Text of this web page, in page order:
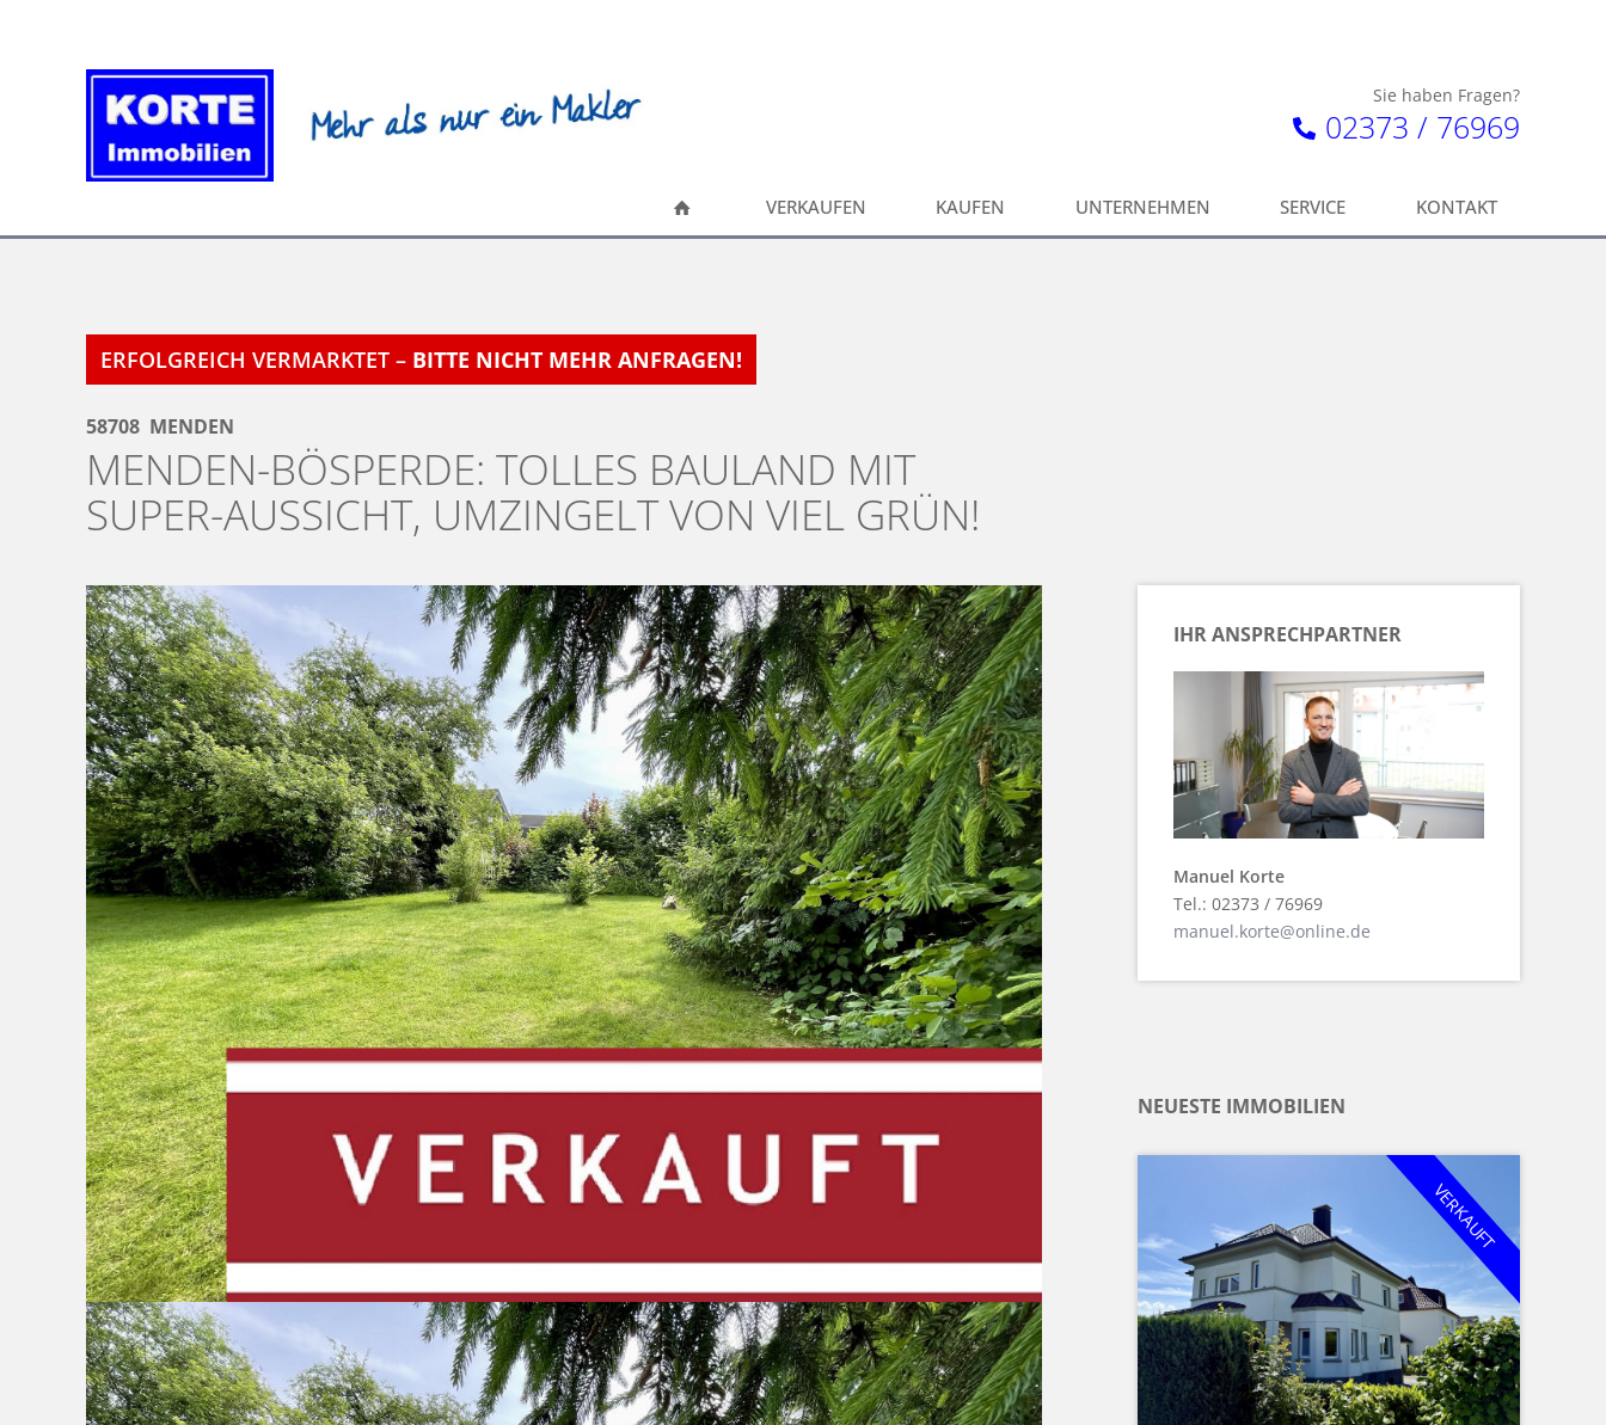
Sie haben Fragen?
02373 / 76969
VERKAUFEN KAUFEN UNTERNEHMEN SERVICE KONTAKT
ERFOLGREICH VERMARKTET – BITTE NICHT MEHR ANFRAGEN!
58708 MENDEN
MENDEN-BÖSPERDE: TOLLES BAULAND MIT
SUPER-AUSSICHT, UMZINGELT VON VIEL GRÜN!
IHR ANSPRECHPARTNER
Manuel Korte
Tel.: 02373 / 76969
manuel.korte@online.de
NEUESTE IMMOBILIEN
VERKAUFT